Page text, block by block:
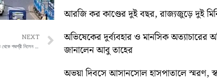
NEXT
বিশ্বকাপ জয়ের পর জাতীয় সম্মান, রাষ্ট্রপতির হাত থেকে পদ্মশ্রী নিলেন হরমনপ্রীত কৌর Next
আরজি কর কাণ্ডের দুই বছর, রাজ্যজুড়ে দুই
অভিষেকের দুর্ব্যবহার ও মানসিক
জানালেন আবু তাহের
অভয়া দিবসে আসানসোল হাসপাতালে স্মরণ,